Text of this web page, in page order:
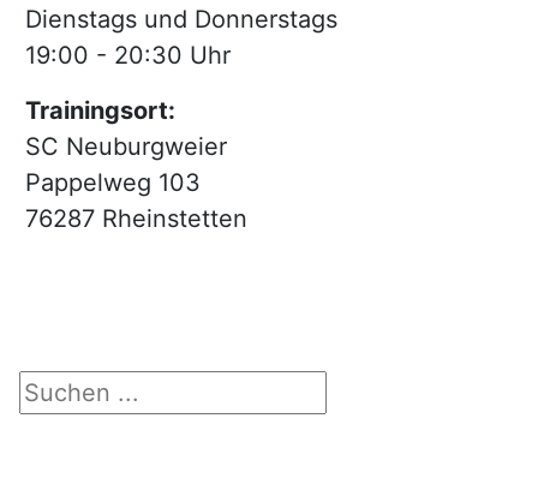
Suchen ...
Dienstags und Donnerstags
19:00 - 20:30 Uhr
Trainingsort:
SC Neuburgweier
Pappelweg 103
76287 Rheinstetten